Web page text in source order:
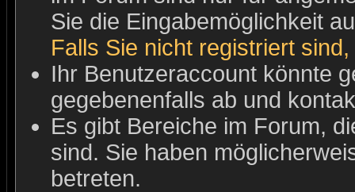
Sie die Eingabemöglichkeit
Falls Sie nicht registriert
Ihr Benutzeraccount könnte
gegebenenfalls ab und
Es gibt Bereiche im Forum,
sind. Sie haben
betreten.